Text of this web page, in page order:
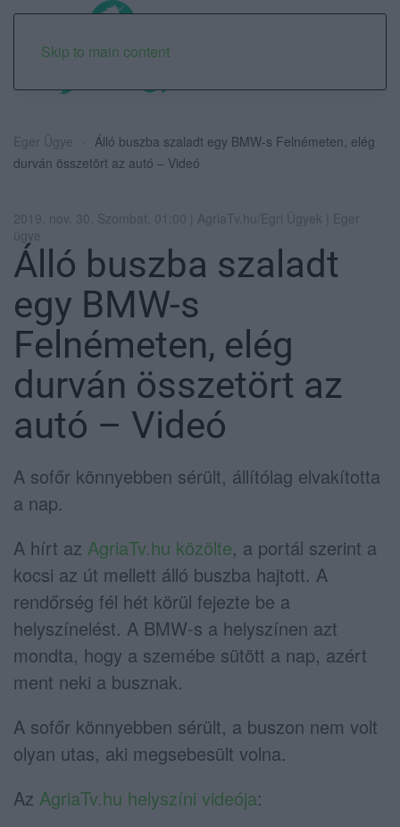
Skip to main content
Eger Ügye
Álló buszba szaladt egy BMW-s Felnémeten, elég
durván összetört az autó – Videó
2019. nov. 30. Szombat, 01:00 | AgriaTv.hu/Egri Ügyek | Eger
ügye
Álló buszba szaladt
egy BMW-s
Felnémeten, elég
durván összetört az
autó – Videó
A sofőr könnyebben sérült, állítólag elvakította
a nap.
A hírt az AgriaTv.hu közölte, a portál szerint a
kocsi az út mellett álló buszba hajtott. A
rendőrség fél hét körül fejezte be a
helyszínelést. A BMW-s a helyszínen azt
mondta, hogy a szemébe sütött a nap, azért
ment neki a busznak.
A sofőr könnyebben sérült, a buszon nem volt
olyan utas, aki megsebesült volna.
Az AgriaTv.hu helyszíni videója: